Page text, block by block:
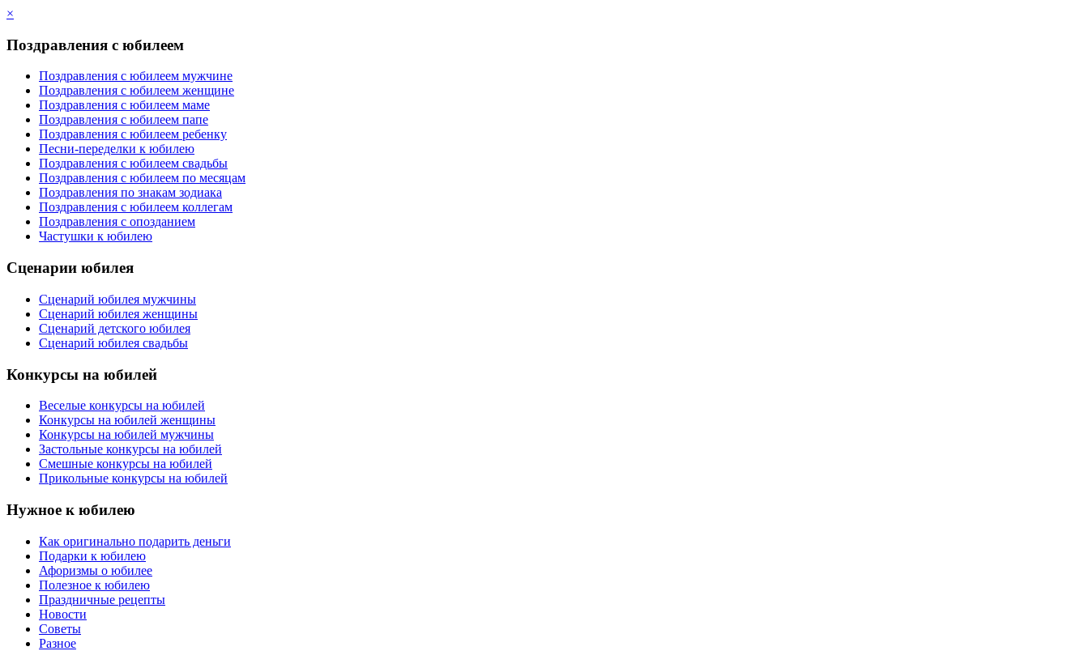
×
Поздравления с юбилеем
Поздравления с юбилеем мужчине
Поздравления с юбилеем женщине
Поздравления с юбилеем маме
Поздравления с юбилеем папе
Поздравления с юбилеем ребенку
Песни-переделки к юбилею
Поздравления с юбилеем свадьбы
Поздравления с юбилеем по месяцам
Поздравления по знакам зодиака
Поздравления с юбилеем коллегам
Поздравления с опозданием
Частушки к юбилею
Сценарии юбилея
Сценарий юбилея мужчины
Сценарий юбилея женщины
Сценарий детского юбилея
Сценарий юбилея свадьбы
Конкурсы на юбилей
Веселые конкурсы на юбилей
Конкурсы на юбилей женщины
Конкурсы на юбилей мужчины
Застольные конкурсы на юбилей
Смешные конкурсы на юбилей
Прикольные конкурсы на юбилей
Нужное к юбилею
Как оригинально подарить деньги
Подарки к юбилею
Афоризмы о юбилее
Полезное к юбилею
Праздничные рецепты
Новости
Советы
Разное